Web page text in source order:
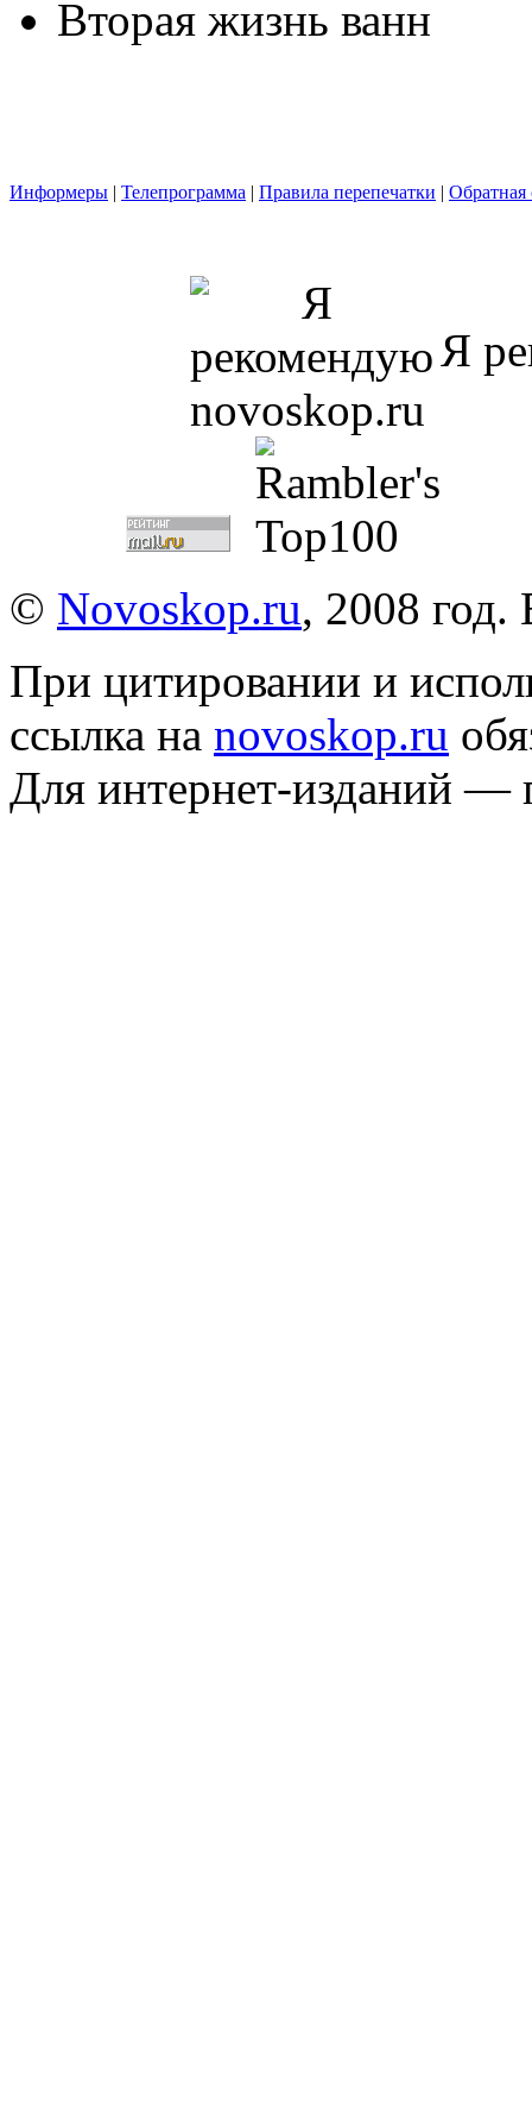
Вторая жизнь ванн
Информеры | Телепрограмма | Правила перепечатки | Обратная
Я
© Novoskop.ru, 2008
При цитировании и
ссылка на novoskop.ru
Для интернет-изданий —